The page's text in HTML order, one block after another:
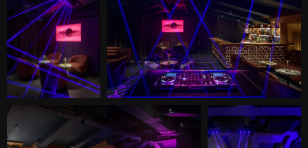
то уличный художник небрежно
написал что-то на стене, некое
подобие граффити. В бар пускают
только «своих», членов клуба,
проверяя каждого посетителя
через встроенное в двери окошко.
Все это также помогает
поддерживать атмосферу